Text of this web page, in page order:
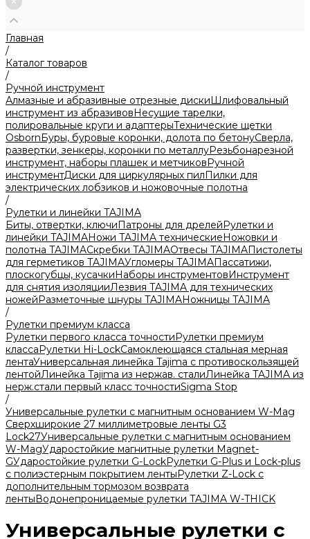
Главная
/
Каталог товаров
/
Ручной инструмент
Алмазные и абразивные отрезные дискиШлифовальный
инструмент из абразивовНесущие тарелки,
полировальные круги и адаптерыТехнические щетки
OsbornБуры, буровые коронки, долота по бетонуСверла,
развертки, зенкеры, коронки по металлуРезьбонарезной
инструмент, наборы плашек и метчиковРучной
инструментДиски для циркулярных пилПилки для
электрических лобзиков и ножовочные полотна
/
Рулетки и линейки TAJIMA
Биты, отвертки, ключиПатроны для дрелейРулетки и
линейки TAJIMAНожи TAJIMA техническиеНожовки и
полотна TAJIMAСкребки TAJIMAОтвесы TAJIMAПистолеты
для герметиков TAJIMAУгломеры TAJIMAПассатижи,
плоскогубцы, кусачкиНаборы инструментовИнструмент
для снятия изоляцииЛезвия TAJIMA для технических
ножейРазметочные шнуры TAJIMAНожницы TAJIMA
/
Рулетки премиум класса
Рулетки первого класса точностиРулетки премиум
классаРулетки Hi-LockСамоклеющаяся стальная мерная
лентаУниверсальная линейка Tajima с противоскользящей
лентойЛинейка Tajima из нержав. сталиЛинейка TAJIMA из
нерж.стали первый класс точностиSigma Stop
/
Универсальные рулетки с магнитным основанием W-Mag
Сверхширокие 27 миллиметровые ленты G3
Lock27Универсальные рулетки с магнитным основанием
W-MagУдаростойкие магнитные рулетки Magnet-
GУдаростойкие рулетки G-LockРулетки G-Plus и Lock-plus
с полиэстерным покрытием лентыРулетки Z-Lock с
дополнительным тормозом возврата
лентыВодонепроницаемые рулетки TAJIMA W-THICK
Универсальные рулетки с